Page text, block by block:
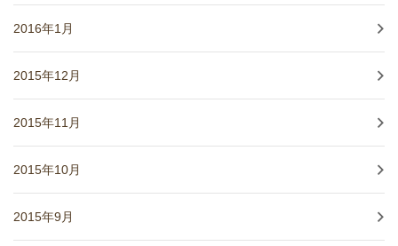
2016年1月
2015年12月
2015年11月
2015年10月
2015年9月